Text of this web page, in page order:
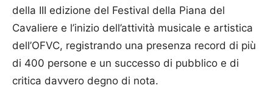
della III edizione del Festival della Piana del
Cavaliere e l’inizio dell’attività musicale e artistica
dell’OFVC, registrando una presenza record di più
di 400 persone e un successo di pubblico e di
critica davvero degno di nota.